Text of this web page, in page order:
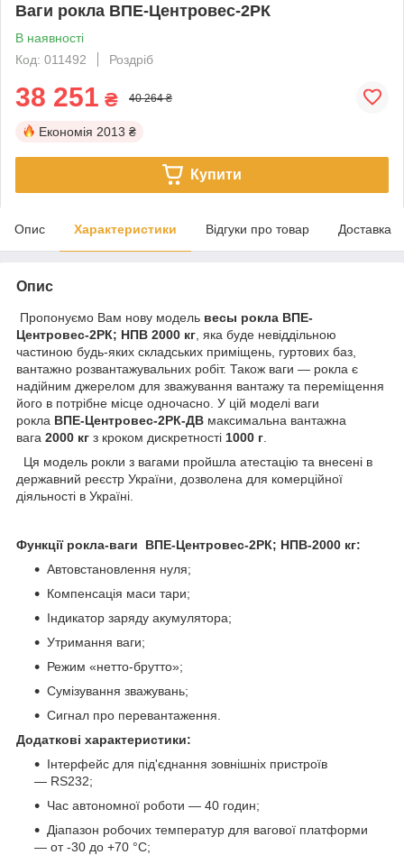
Ваги рокла ВПЕ-Центровес-2РК
В наявності
Код: 011492
Роздріб
38 251 ₴ 40 264 ₴
Економія 2013 ₴
Купити
Опис Характеристики Відгуки про товар Доставка
Опис
Пропонуємо Вам нову модель весы рокла ВПЕ-
Центровес-2РК; НПВ 2000 кг , яка буде невіддільною
частиною будь-яких складських приміщень, гуртових баз,
вантажно розвантажувальних робіт. Також ваги — рокла є
надійним джерелом для зважування вантажу та переміщення
його в потрібне місце одночасно. У цій моделі ваги
рокла ВПЕ-Центровес-2РК-ДВ максимальна вантажна
вага 2000 кг з кроком дискретності 1000 г
Ця модель рокли з вагами пройшла атестацію та внесені в
державний реєстр України, дозволена для комерційної
діяльності в Україні.
Функції рокла-ваги ВПЕ-Центровес-2РК; НПВ-2000 кг:
Автовстановлення нуля;
Компенсація маси тари;
Індикатор заряду акумулятора;
Утримання ваги;
Режим «нетто-брутто»;
Сумізування зважувань;
Сигнал про перевантаження.
Додаткові характеристики:
Інтерфейс для під'єднання зовнішніх пристроїв
— RS232;
Час автономної роботи — 40 годин;
Діапазон робочих температур для вагової платформи
— от -30 до +70 °C;